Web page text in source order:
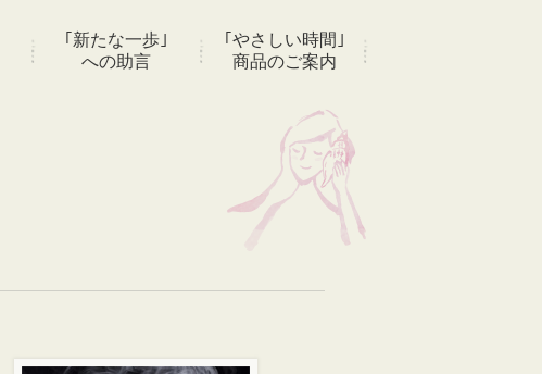
｢新たな一歩｣
への助言
｢やさしい時間｣
商品のご案内